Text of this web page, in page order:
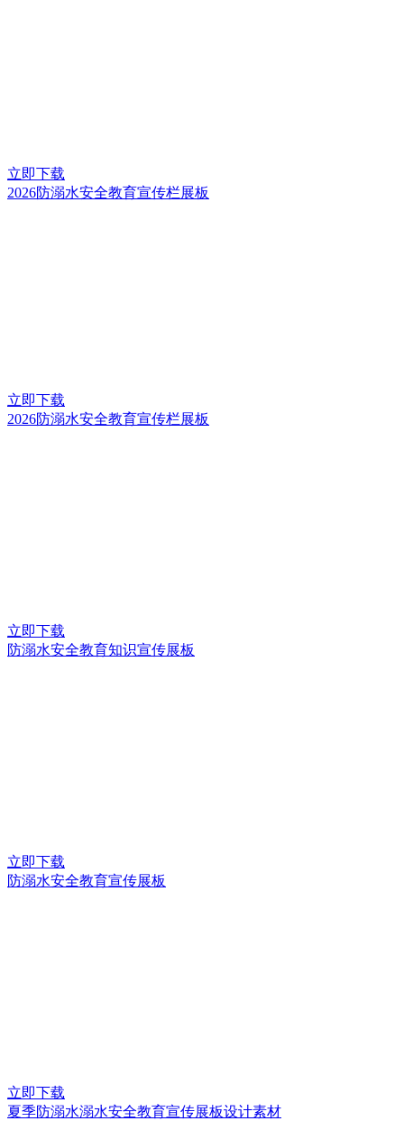
立即下载
2026防溺水安全教育宣传栏展板
立即下载
2026防溺水安全教育宣传栏展板
立即下载
防溺水安全教育知识宣传展板
立即下载
防溺水安全教育宣传展板
立即下载
夏季防溺水溺水安全教育宣传展板设计素材